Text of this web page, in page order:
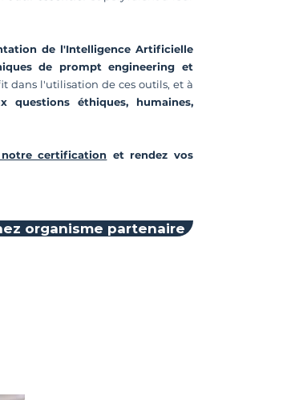
de l'Intelligence Artificielle
de prompt engineering et
dans l'utilisation de ces outils, et à
questions éthiques, humaines,
notre certification et rendez vos
organisme partenaire